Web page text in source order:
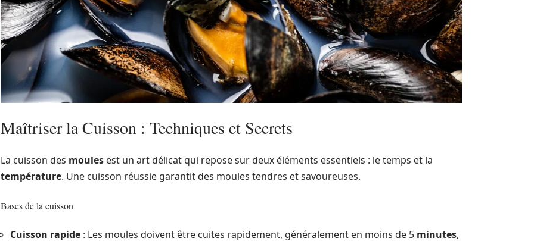
Maîtriser la Cuisson : Techniques et Secrets
La cuisson des moules est un art délicat qui repose sur deux éléments essentiels : le temps et la
température. Une cuisson réussie garantit des moules tendres et savoureuses.
Bases de la cuisson
Cuisson rapide : Les moules doivent être cuites rapidement, généralement en moins de 5 minutes,